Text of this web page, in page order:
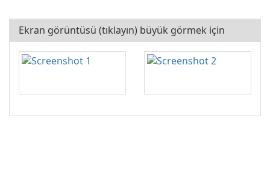
Ekran görüntüsü (tıklayın) büyük görmek için